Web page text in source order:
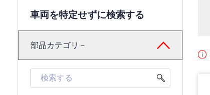
車両を特定せずに検索する
部品カテゴリ－